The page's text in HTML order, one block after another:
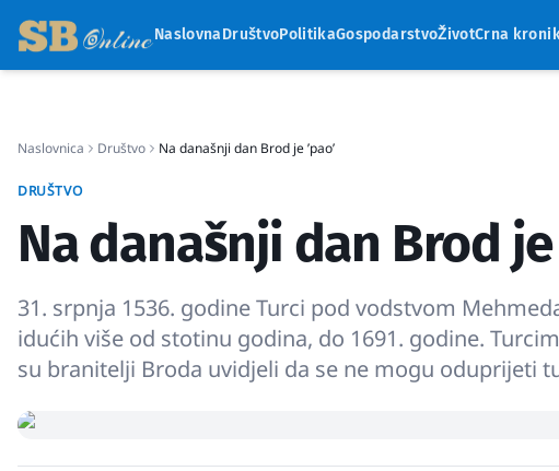
NaslovnaDruštvoPolitikaGospodarstvoŽivotCrna
Naslovnica Društvo Na današnji dan Brod je ’pao’
DRUŠTVO
Na današnji dan Brod je
31. srpnja 1536. godine Turci pod vodstvom
idućih više od stotinu godina, do 1691. godine.
su branitelji Broda uvidjeli da se ne mogu oduprijeti